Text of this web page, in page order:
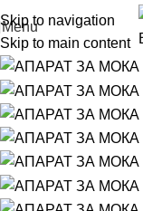
Skip to navigation
Skip to main content
Menu